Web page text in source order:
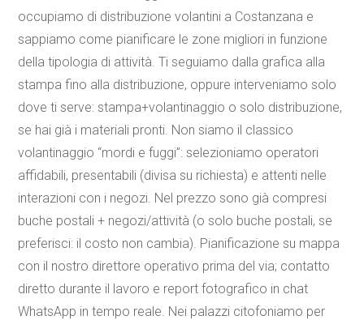
occupiamo di distribuzione volantini a Costanzana e
sappiamo come pianificare le zone migliori in funzione
della tipologia di attività. Ti seguiamo dalla grafica alla
stampa fino alla distribuzione, oppure interveniamo solo
dove ti serve: stampa+volantinaggio o solo distribuzione,
se hai già i materiali pronti. Non siamo il classico
volantinaggio “mordi e fuggi”: selezioniamo operatori
affidabili, presentabili (divisa su richiesta) e attenti nelle
interazioni con i negozi. Nel prezzo sono già compresi
buche postali + negozi/attività (o solo buche postali, se
preferisci: il costo non cambia). Pianificazione su mappa
con il nostro direttore operativo prima del via; contatto
diretto durante il lavoro e report fotografico in chat
WhatsApp in tempo reale. Nei palazzi citofoniamo per